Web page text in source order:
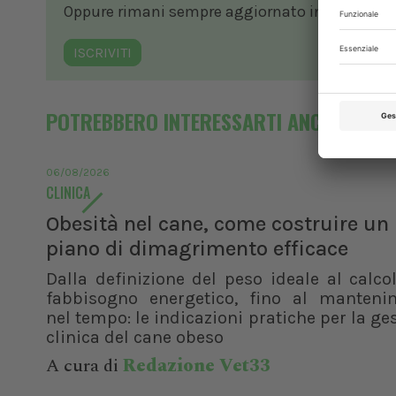
Oppure rimani sempre aggiornato in ambito
ISCRIVITI
POTREBBERO INTERESSARTI ANCHE
06/08/2026
CLINICA
Obesità nel cane, come costruire un
piano di dimagrimento efficace
Dalla definizione del peso ideale al
fabbisogno energetico, fino al
nel tempo: le indicazioni pratiche per la
clinica del cane obeso
A cura di Redazione Vet33